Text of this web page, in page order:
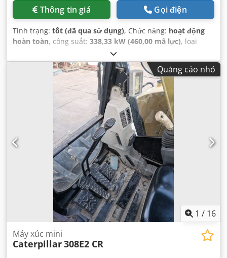
Thông tin giá Gọi điện
Tình trạng: tốt (đã qua sử dụng), Chức năng: hoạt động
hoàn toàn, công suất: 338,33 kW (460,00 mã lực), loại
vàng
động:7.148 h, số máy/phương tiện:14Y02161, Thiết bị:
cabin, thuỷ lực, Quảng cáo nhỏ
1 / 16
Máy xúc mini
Caterpillar308E2 CR